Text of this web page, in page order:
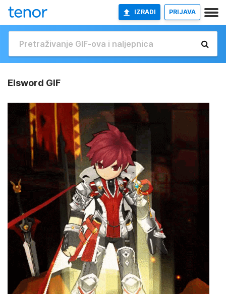
IZRADI PRIJAVA
Elsword GIF